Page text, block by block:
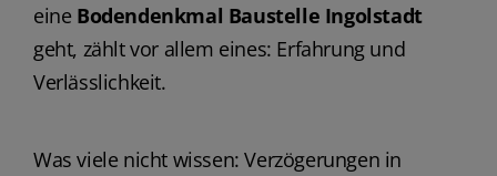
eine Bodendenkmal Baustelle Ingolstadt
geht, zählt vor allem eines: Erfahrung und
Verlässlichkeit.
Was viele nicht wissen: Verzögerungen in